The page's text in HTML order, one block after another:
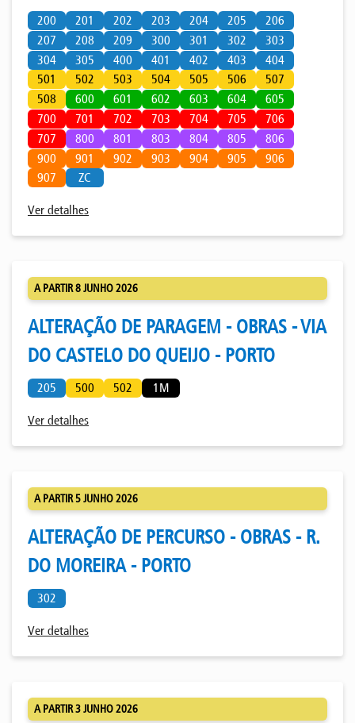
200 201 202 203 204 205
206
207
208 209 300 301 302
303
304
305 400 401 402 403
404
501
502 503 504 505 506
507
508
600 601 602 603 604
605
700
701 702 703 704 705
706
707
800 801 803 804 805
806
900
901 902 903 904 905
906
907
ZC
Ver detalhes
A PARTIR 8 JUNHO 2026
ALTERAÇÃO DE PARAGEM - OBRAS - VIA
DO CASTELO DO QUEIJO - PORTO
205 500 502 1M
Ver detalhes
A PARTIR 5 JUNHO 2026
ALTERAÇÃO DE PERCURSO - OBRAS - R.
DO MOREIRA - PORTO
302
Ver detalhes
A PARTIR 3 JUNHO 2026